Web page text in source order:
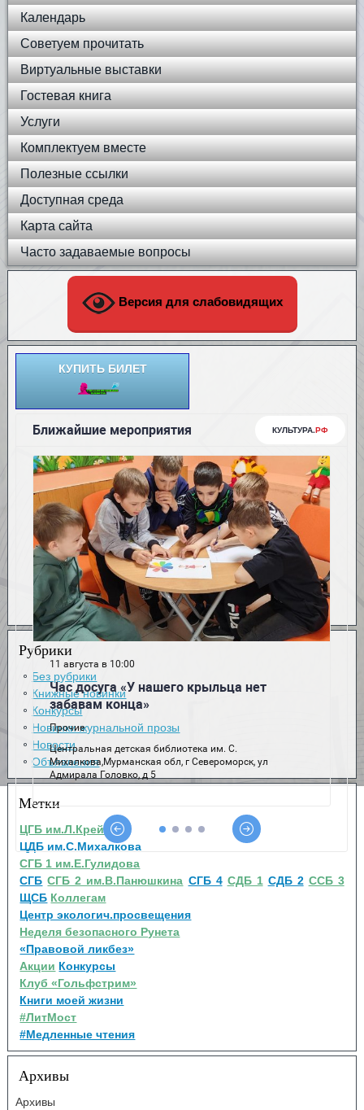
Календарь
Советуем прочитать
Виртуальные выставки
Гостевая книга
Услуги
Комплектуем вместе
Полезные ссылки
Доступная среда
Карта сайта
Часто задаваемые вопросы
Версия для слабовидящих
КУПИТЬ БИЛЕТ
Рубрики
Без рубрики
Книжные новинки
Конкурсы
Новинки журнальной прозы
Новости
Объявления
Метки
ЦГБ им.Л.Крейна
ЦДБ им.С.Михалкова
СГБ 1 им.Е.Гулидова
СГБ СГБ 2 им.В.Панюшкина СГБ 4 СДБ 1 СДБ 2 ССБ 3
ЩСБ Коллегам
Центр экологич.просвещения
Неделя безопасного Рунета
«Правовой ликбез»
Акции Конкурсы
Клуб «Гольфстрим»
Книги моей жизни
#ЛитМост
#Медленные чтения
Архивы
Архивы